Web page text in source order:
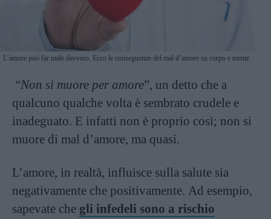
L’amore può far male davvero. Ecco le conseguenze del mal d’amore su corpo e mente
“Non si muore per amore”, un detto che a
qualcuno qualche volta è sembrato crudele e
inadeguato. E infatti non è proprio così; non si
muore di mal d’amore, ma quasi.
L’amore, in realtà, influisce sulla salute sia
negativamente che positivamente. Ad esempio,
sapevate che gli infedeli sono a rischio